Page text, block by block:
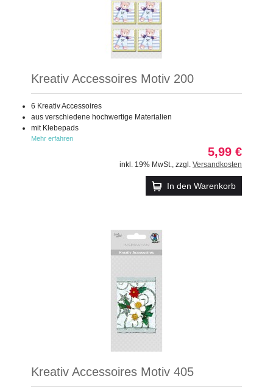
Kreativ Accessoires Motiv 200
6 Kreativ Accessoires
aus verschiedene hochwertige Materialien
mit Klebepads
Mehr erfahren
5,99 €
inkl. 19% MwSt. zzgl. Versandkosten
In den Warenkorb
Kreativ Accessoires Motiv 405